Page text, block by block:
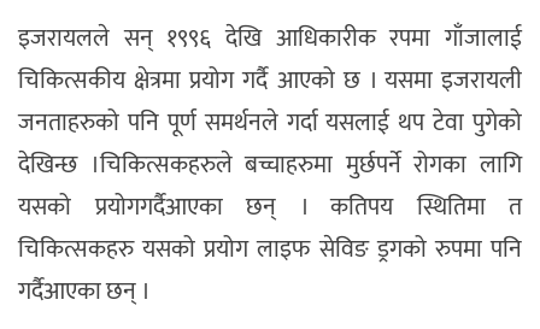
इजरायलले सन् १९९६ देखि आधिकारीक रपमा गाँजालाई
चिकित्सकीय क्षेत्रमा प्रयोग गर्दै आएको छ । यसमा इजरायली
जनताहरुको पनि पूर्ण समर्थनले गर्दा यसलाई थप टेवा पुगेको
देखिन्छ ।चिकित्सकहरुले बच्चाहरुमा मुर्छपर्ने रोगका लागि
यसको प्रयोगगर्दैआएका छन् । कतिपय स्थितिमा त
चिकित्सकहरु यसको प्रयोग लाइफ सेविङ ड्रगको रुपमा पनि
गर्दैआएका छन् ।